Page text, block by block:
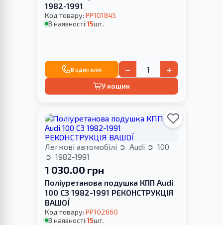
1982-1991
Код товару: PP101845
В наявності:15шт.
В один клік − +
У кошик
Легкові автомобілі Audi
100
1982-1991
1 030.00 грн
Поліуретанова подушка КПП Audi
100 С3 1982-1991 РЕКОНСТРУКЦІЯ
ВАШОЇ
Код товару: PP102660
В наявності:15шт.